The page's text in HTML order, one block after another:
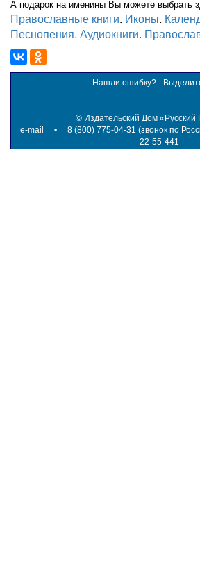
А подарок на именины Вы можете выбрать
Православные книги. Иконы.
Песнопения. Аудиокниги.
Нашли ошибку? -
© Издательский Дом
e-mail
• 8 (800) 775-04-31 (звонок по
22-55-441